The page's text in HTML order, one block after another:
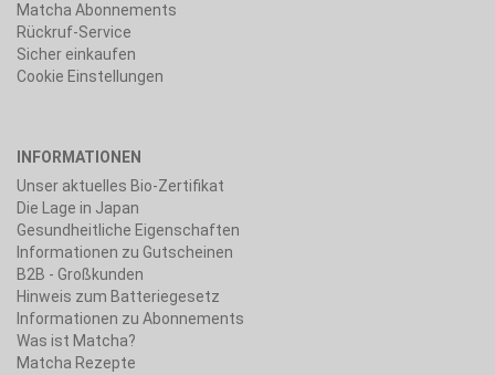
Matcha Abonnements
Rückruf-Service
Sicher einkaufen
Cookie Einstellungen
INFORMATIONEN
Unser aktuelles Bio-Zertifikat
Die Lage in Japan
Gesundheitliche Eigenschaften
Informationen zu Gutscheinen
B2B - Großkunden
Hinweis zum Batteriegesetz
Informationen zu Abonnements
Was ist Matcha?
Matcha Rezepte